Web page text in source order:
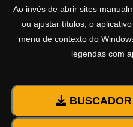
Ao invés de abrir sites
ou ajustar títulos, o
menu de contexto do
legendas com